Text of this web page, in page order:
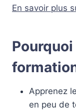
En savoir plus
Apprenez
en peu de